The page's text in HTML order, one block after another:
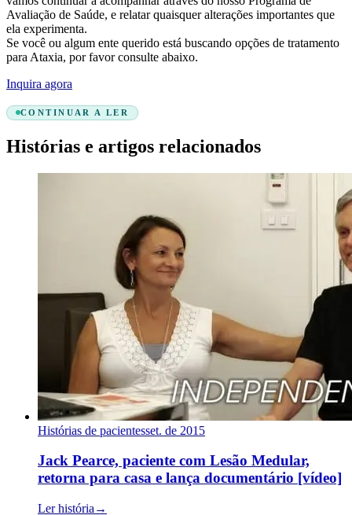
Avaliação de Saúde, e relatar quaisquer alterações importantes que
ela experimenta.
Se você ou algum ente querido está buscando opções de tratamento
para Ataxia, por favor consulte abaixo.
Inquira agora
CONTINUAR A LER
Histórias e artigos relacionados
Histórias de pacientesset. de 2015
Jack Pearce, paciente com Lesão Medular,
retorna para casa e lança documentário [vídeo]
Ler história →